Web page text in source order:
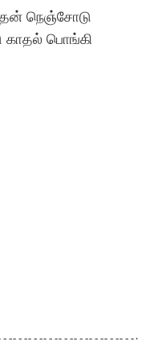
நெஞ்சோடு
பொங்கி